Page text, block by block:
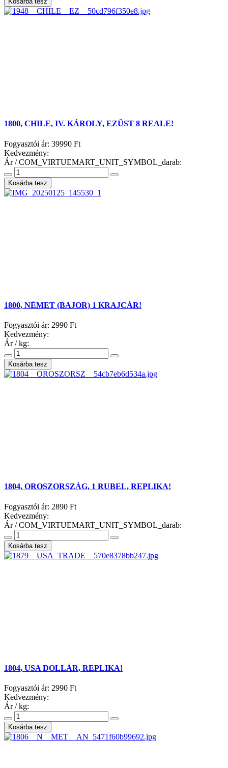
1800, CHILE, IV. KÁROLY, EZÜST 8 REALE!
Fogyasztói ár: 39990 Ft
Kedvezmény:
Ár / COM_VIRTUEMART_UNIT_SYMBOL_darab:
1800, NÉMET (BAJOR) 1 KRAJCÁR!
Fogyasztói ár: 2990 Ft
Kedvezmény:
Ár / kg:
1804, OROSZORSZÁG, 1 RUBEL, REPLIKA!
Fogyasztói ár: 2890 Ft
Kedvezmény:
Ár / COM_VIRTUEMART_UNIT_SYMBOL_darab:
1804, USA DOLLÁR, REPLIKA!
Fogyasztói ár: 2990 Ft
Kedvezmény:
Ár / kg: